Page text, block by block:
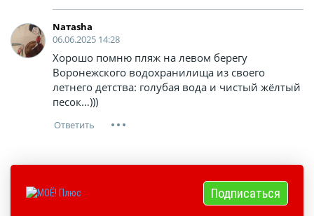
Nатаsha
06.06.2025 14:28
Хорошо помню пляж на левом берегу
Воронежского водохранилища из своего
летнего детства: голубая вода и чистый жёлтый
песок…)))
Подписаться